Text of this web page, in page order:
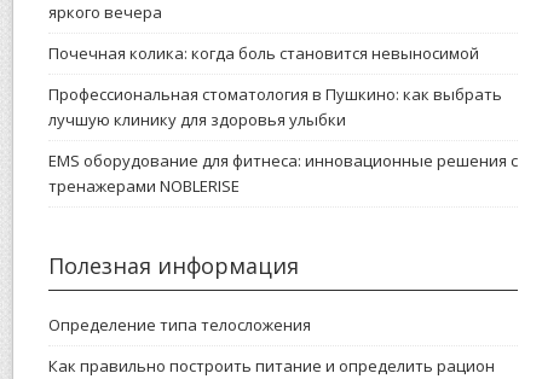
яркого вечера
Почечная колика: когда боль становится невыносимой
Профессиональная стоматология в Пушкино: как выбрать
лучшую клинику для здоровья улыбки
EMS оборудование для фитнеса: инновационные решения с
тренажерами NOBLERISE
Полезная информация
Определение типа телосложения
Как правильно построить питание и определить рацион